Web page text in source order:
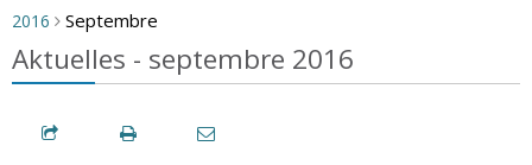
2016 > Septembre
Aktuelles - septembre 2016